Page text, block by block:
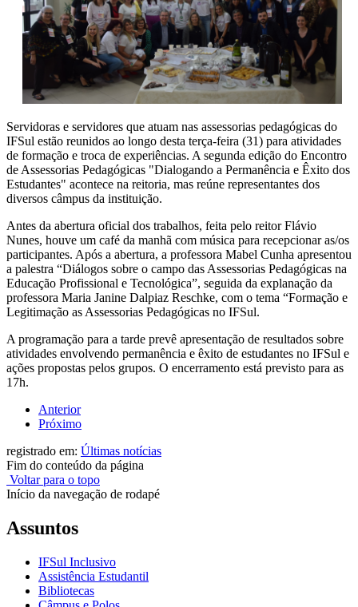
Servidoras e servidores que atuam nas assessorias pedagógicas do
IFSul estão reunidos ao longo desta terça-feira (31) para atividades
de formação e troca de experiências. A segunda edição do Encontro
de Assessorias Pedagógicas "Dialogando a Permanência e Êxito dos
Estudantes" acontece na reitoria, mas reúne representantes dos
diversos câmpus da instituição.
Antes da abertura oficial dos trabalhos, feita pelo reitor Flávio
Nunes, houve um café da manhã com música para recepcionar as/os
participantes. Após a abertura, a professora Mabel Cunha apresentou
a palestra “Diálogos sobre o campo das Assessorias Pedagógicas na
Educação Profissional e Tecnológica”, seguida da explanação da
professora Maria Janine Dalpiaz Reschke, com o tema “Formação e
Legitimação as Assessorias Pedagógicas no IFSul.
A programação para a tarde prevê apresentação de resultados sobre
atividades envolvendo permanência e êxito de estudantes no IFSul e
ações propostas pelos grupos. O encerramento está previsto para as
17h.
Anterior
Próximo
registrado em: Últimas notícias
Fim do conteúdo da página
Voltar para o topo
Início da navegação de rodapé
Assuntos
IFSul Inclusivo
Assistência Estudantil
Bibliotecas